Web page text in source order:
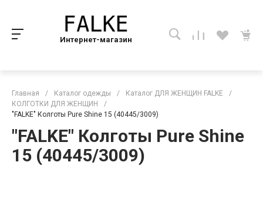
Интернет-магазин
Главная / Каталог одежды / Каталог ДЛЯ ЖЕНЩИН FALKE
/
КОЛГОТКИ ДЛЯ ЖЕНЩИН
/
"FALKE" Колготы Pure Shine 15 (40445/3009)
"FALKE" Колготы Pure Shine
15 (40445/3009)